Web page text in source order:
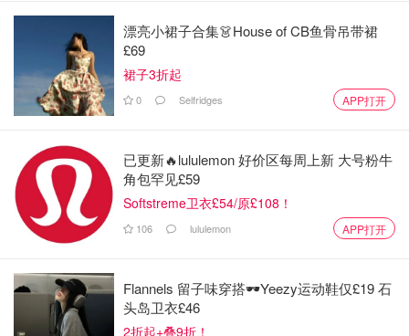
& OTHER STORIES
漂亮小裙子合集👗House of CB鱼骨吊带裙
£69
裙子3折起
0 Selfridges APP打开
已更新🔥lululemon 好价区每周上新 大号粉牛
角包罕见£59
Softstreme卫衣£54/原£108！
106 lululemon APP打开
Flannels 留子味穿搭🕶️Yeezy运动鞋仅£19 石
头岛卫衣£46
2折起+叠9折！